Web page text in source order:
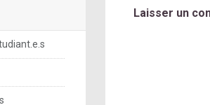
Laisser un